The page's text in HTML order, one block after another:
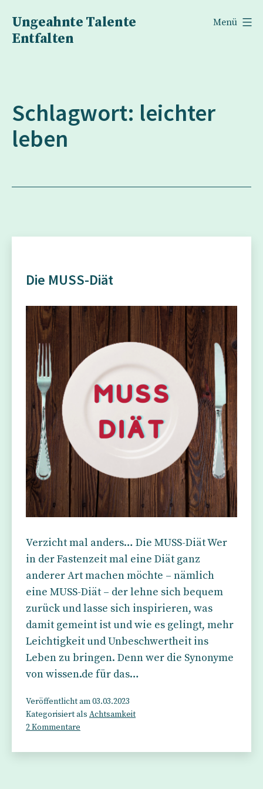
Inhalt
springen
Ungeahnte Talente
Entfalten
Menü
Schlagwort: leichter
leben
Die MUSS-Diät
Verzicht mal anders… Die MUSS-Diät Wer
in der Fastenzeit mal eine Diät ganz
anderer Art machen möchte – nämlich
eine MUSS-Diät – der lehne sich bequem
zurück und lasse sich inspirieren, was
damit gemeint ist und wie es gelingt, mehr
Leichtigkeit und Unbeschwertheit ins
Leben zu bringen. Denn wer die Synonyme
von wissen.de für das…
Veröffentlicht am03.03.2023
Kategorisiert als Achtsamkeit
2 Kommentare
MUSS-